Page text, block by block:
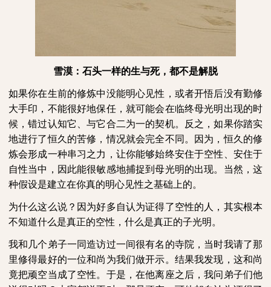
雪漠：石头一样的生与死，都不是解脱
如果你在生前的修炼中没能明心见性，或者开悟后没有勤修
大手印，不能很好地保任，就可能会在临终母光明出现的时
候，错过认知它、与它合二为一的契机。反之，如果你踏实
地进行了恒久的苦修，情况就会完全不同。因为，恒久的修
炼会形成一种串习之力，让你能够始终安住于空性、安住于
自性当中，因此能很敏感地捕捉到母光明的出现。当然，这
种假设是建立在你真的明心见性之基础上的。
为什么这么说？因为好多自认为证得了空性的人，其实根本
不知道什么是真正的空性，什么是真正的子光明。
我和几个弟子一同造访过一间很有名的寺院，当时我请了那
里修得最好的一位和尚为我们做开示。结果我发现，这和尚
竟把顽空当成了空性。于是，在他离座之后，我问弟子们他